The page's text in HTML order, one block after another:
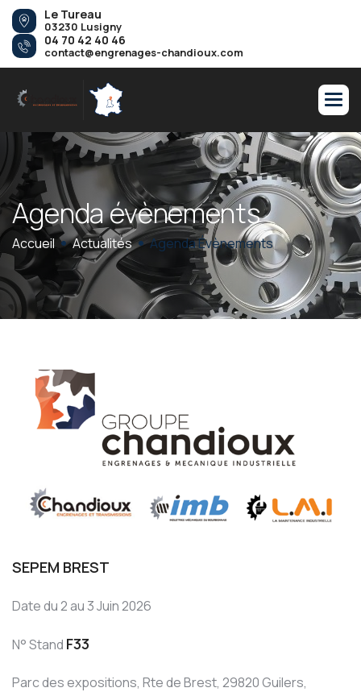
Le Tureau
03230 Lusigny
04 70 42 40 46
contact@engrenages-chandioux.com
Agendaévènements
Accueil Actualités Agenda Évènements
SEPEM BREST
Date du 2 au 3 Juin 2026
N° Stand F33
Parc des expositions, Rte de Brest, 29820 Guilers,